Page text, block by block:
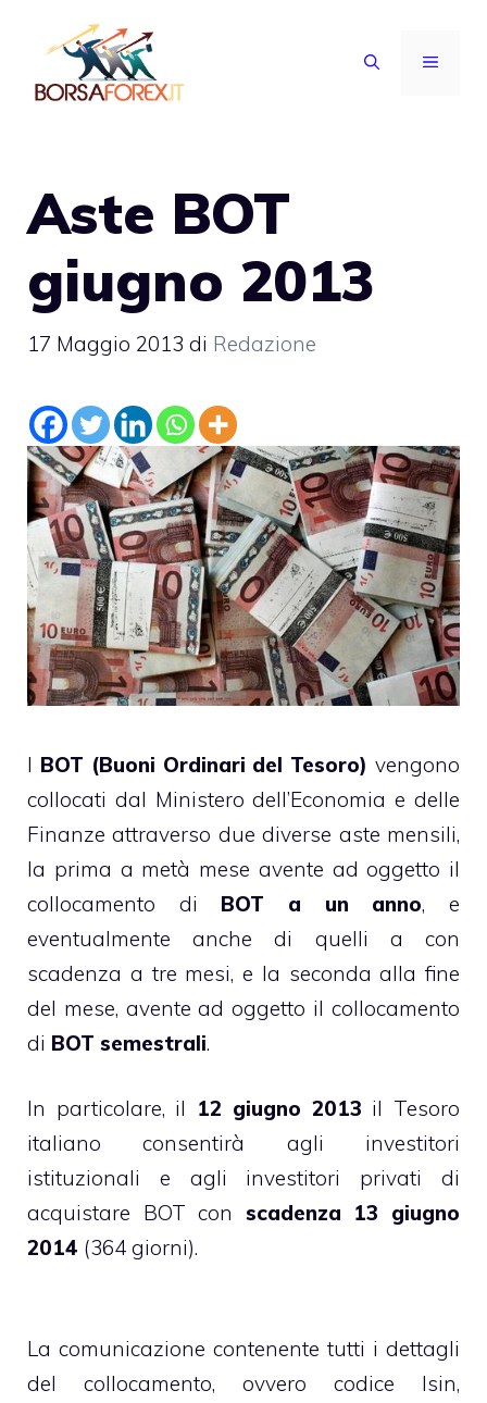
contenuto
MENU
Aste BOT
giugno 2013
17 Maggio 2013 di Redazione
I BOT (Buoni Ordinari del Tesoro) vengono
collocati dal Ministero dell’Economia e delle
Finanze attraverso due diverse aste mensili,
la prima a metà mese avente ad oggetto il
collocamento di BOT a un anno, e
eventualmente anche di quelli a con
scadenza a tre mesi, e la seconda alla fine
del mese, avente ad oggetto il collocamento
di BOT semestrali.
In particolare, il 12 giugno 2013 il Tesoro
italiano consentirà agli investitori
istituzionali e agli investitori privati di
acquistare BOT con scadenza 13 giugno
2014 (364 giorni).
La comunicazione contenente tutti i dettagli
del collocamento, ovvero codice Isin,